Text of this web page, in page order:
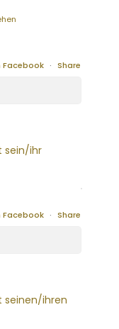
Facebook · Share
sein/ihr
Facebook · Share
seinen/ihren